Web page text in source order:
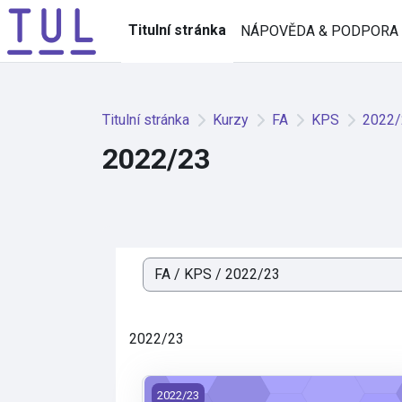
Přejít k hlavnímu obsahu
Titulní stránka
NÁPOVĚDA & PODPORA
Titulní stránka Kurzy FA KPS
2022/23
Kategorie kurzů
2022/23
Sdílené výukové zdroje pro kategorii:
2022/23